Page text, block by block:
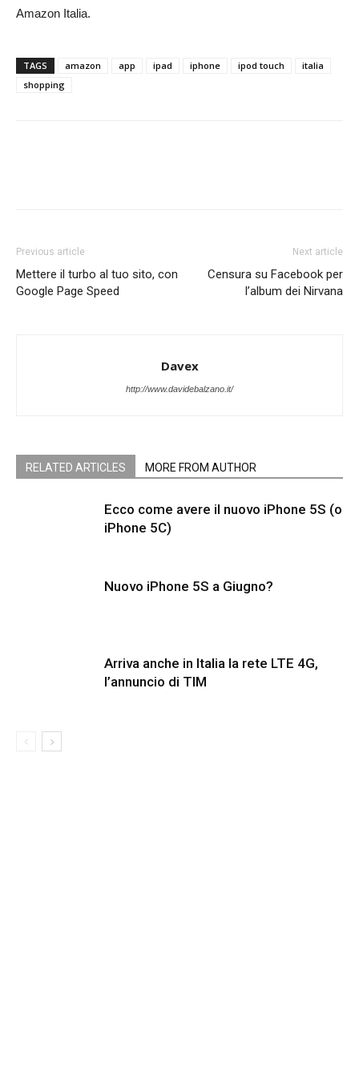
Amazon Italia.
TAGS amazon app ipad iphone ipod touch
italia
shopping
Previous article
Mettere il turbo al tuo sito, con
Google Page Speed
Next article
Censura su Facebook per
l’album dei Nirvana
Davex
http://www.davidebalzano.it/
RELATED ARTICLES MORE FROM AUTHOR
Ecco come avere il nuovo iPhone 5S (o
iPhone 5C)
Nuovo iPhone 5S a Giugno?
Arriva anche in Italia la rete LTE 4G,
l’annuncio di TIM